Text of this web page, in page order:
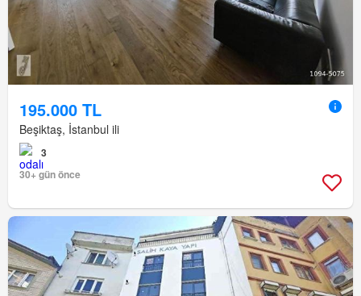
195.000 TL
Beşiktaş, İstanbul ili
3
30+ gün önce